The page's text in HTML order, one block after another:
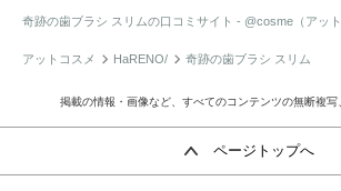
奇跡の歯ブラシ スリムの口コミサイト - @cosme（アット
アットコスメ HaRENO/ 奇跡の歯ブラシ スリム
掲載の情報・画像など、すべてのコンテンツの無断複写
ページトップへ